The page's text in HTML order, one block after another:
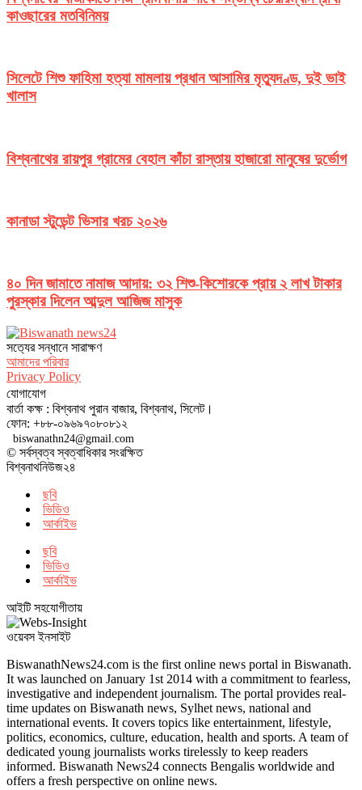
কাওছারের মতবিনিময়
সিলেটে শিশু ফাহিমা হত্যা মামলায় প্রধান আসামির মৃত্যুদণ্ড, দুই ভাই
খালাস
বিশ্বনাথের রায়পুর গ্রামের বেহাল কাঁচা রাস্তায় হাজারো মানুষের দুর্ভোগ
কানাডা স্টুডেন্ট ভিসার খরচ ২০২৬
৪০ দিন জামাতে নামাজ আদায়: ৩২ শিশু-কিশোরকে প্রায় ২ লাখ টাকার
পুরস্কার দিলেন আব্দুল আজিজ মাসুক
সত‌্যের সন্ধানে সারাক্ষণ
আমাদের পরিবার
Privacy Policy
যোগাযোগ
বার্তা কক্ষ : বিশ্বনাথ পুরান বাজার, বিশ্বনাথ, সিলেট।
ফোন: +৮৮-০৯৬৯৭০৮০৮১২
biswanathn24@gmail.com
© সর্বস্বত্ব স্বত্বাধিকার সংরক্ষিত
বিশ্বনাথনিউজ২৪
ছবি
ভিডিও
আর্কাইভ
ছবি
ভিডিও
আর্কাইভ
আইটি সহযোগীতায়
ওয়েবস ইনসাইট
BiswanathNews24.com is the first online news portal in Biswanath.
It was launched on January 1st 2014 with a commitment to fearless,
investigative and independent journalism. The portal provides real-
time updates on Biswanath news, Sylhet news, national and
international events. It covers topics like entertainment, lifestyle,
politics, economics, culture, education, health and sports. A team of
dedicated young journalists works tirelessly to keep readers
informed. Biswanath News24 connects Bengalis worldwide and
offers a fresh perspective on online news.